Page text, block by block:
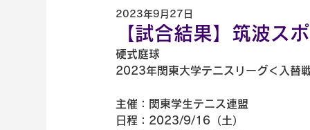
【試合結果】筑波
2023年9月27日
硬式庭球
2023年関東大学テニスリーグ＜入替
主催：関東学生テニス連盟
日程：2023/9/16（土）